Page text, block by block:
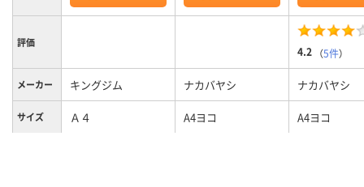
評価
4.2 （5件）
メーカー キングジム ナカバヤシ ナカバヤシ
サイズ Ａ４ A4ヨコ A4ヨコ